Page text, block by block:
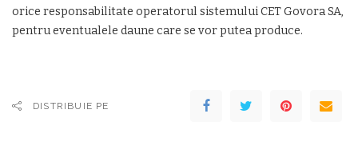
orice responsabilitate operatorul sistemului CET Govora SA,
pentru eventualele daune care se vor putea produce.
DISTRIBUIE PE